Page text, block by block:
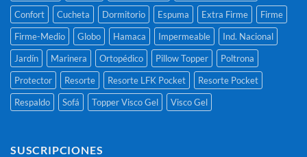
Confort
Cucheta Dormitorio Espuma Extra Firme
Firme
Firme-Medio
Globo Hamaca Impermeable
Ind. Nacional
Jardín
Marinera Ortopédico Pillow Topper
Poltrona
Protector
Resorte Resorte LFK Pocket
Resorte Pocket
Respaldo
Sofá Topper Visco Gel Visco Gel
SUSCRIPCIONES